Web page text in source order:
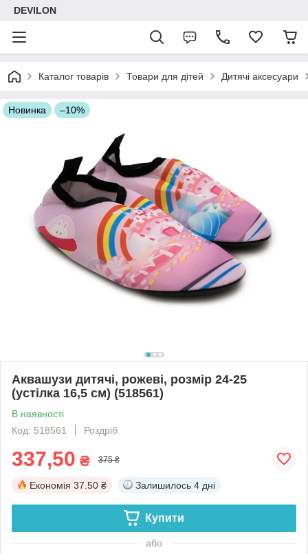
DEVILON
Каталог товарів Товари для дітей Дитячі аксесуари
Новинка –10%
Аквашузи дитячі, рожеві, розмір 24-25
(устілка 16,5 см) (518561)
В наявності
Код: 518561
Роздріб
337,50 ₴ 375 ₴
Економія 37.50 ₴ Залишилось 4 дні
Купити
або